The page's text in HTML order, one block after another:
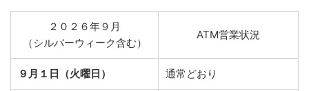
２０２６年９月
（シルバーウィーク含む）
ATM営業状況
９月１日（火曜日） 通常どおり